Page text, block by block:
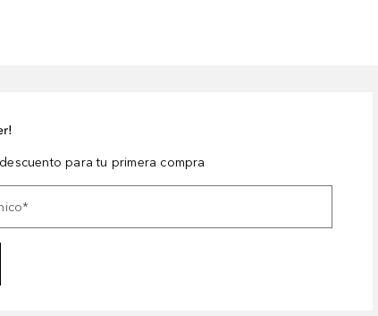
para tu primera compra
*